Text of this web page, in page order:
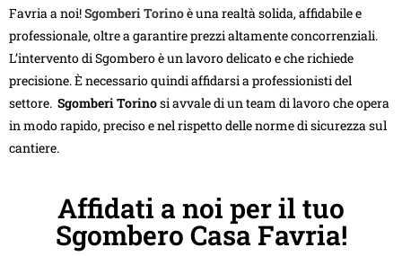
Favria a noi!Sgomberi Torinoè una realtà solida, affidabile e
professionale, oltre a garantire prezzi altamente concorrenziali.
L’intervento di Sgombero è un lavoro delicato e che richiede
precisione. È necessario quindi affidarsi a professionisti del
settore. Sgomberi Torinosi avvale di un team di lavoro che opera
in modo rapido, preciso e nel rispetto delle norme di sicurezza sul
cantiere.
Affidati a noi per il tuo
Sgombero Casa Favria!